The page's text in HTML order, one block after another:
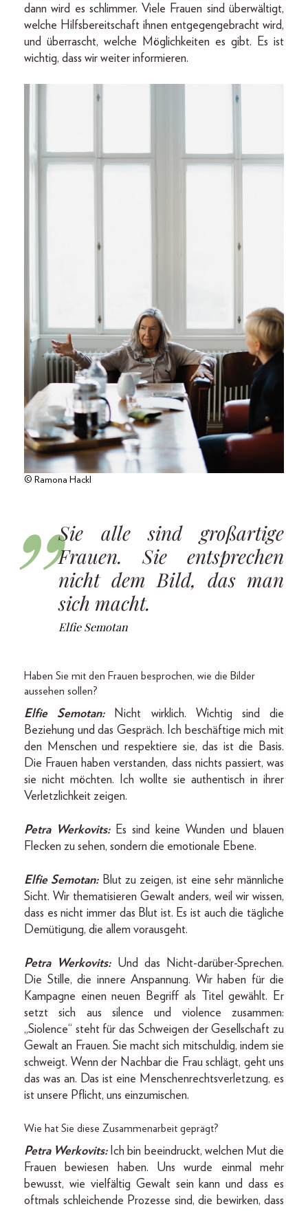
dann wird es schlimmer. Viele Frauen sind überwältigt,
welche Hilfsbereitschaft ihnen entgegengebracht wird,
und überrascht, welche Möglichkeiten es gibt. Es ist
wichtig, dass wir weiter informieren.
© Ramona Hackl
Sie alle sind großartige
Frauen. Sie entsprechen
nicht dem Bild, das man
sich macht.
Elfie Semotan
Haben Sie mit den Frauen besprochen, wie die Bilder
aussehen sollen?
Elfie Semotan:
Nicht wirklich. Wichtig sind die
Beziehung und das Gespräch. Ich beschäftige mich mit
den Menschen und respektiere sie, das ist die Basis.
Die Frauen haben verstanden, dass nichts passiert, was
sie nicht möchten. Ich wollte sie authentisch in ihrer
Verletzlichkeit zeigen.
Petra Werkovits: Es sind keine Wunden und blauen
Flecken zu sehen, sondern die emotionale Ebene.
Elfie Semotan:Blut zu zeigen, ist eine sehr männliche
Sicht. Wir thematisieren Gewalt anders, weil wir wissen,
dass es nicht immer das Blut ist. Es ist auch die tägliche
Demütigung, die allem vorausgeht.
Petra Werkovits: Und das Nicht-darüber-Sprechen.
Die Stille, die innere Anspannung. Wir haben für die
Kampagne einen neuen Begriff als Titel gewählt. Er
setzt sich aus silence und violence zusammen:
„Siolence“ steht für das Schweigen der Gesellschaft zu
Gewalt an Frauen. Sie macht sich mitschuldig, indem sie
schweigt. Wenn der Nachbar die Frau schlägt, geht uns
das was an. Das ist eine Menschenrechtsverletzung, es
ist unsere Pflicht, uns einzumischen.
Wie hat Sie diese Zusammenarbeit geprägt?
Petra Werkovits: Ich bin beeindruckt, welchen Mut die
Frauen bewiesen haben. Uns wurde einmal mehr
bewusst, wie vielfältig Gewalt sein kann und dass es
oftmals schleichende Prozesse sind, die bewirken, dass